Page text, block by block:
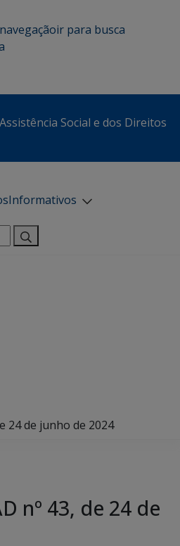
ir para busca
Social e dos Direitos
Informativos
24 de junho de 2024
nº 43, de 24 de